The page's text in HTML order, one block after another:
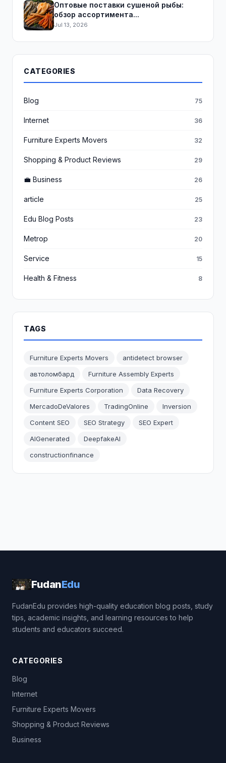
Оптовые поставки сушеной рыбы:
обзор ассортимента...
Jul 13, 2026
CATEGORIES
Blog 75
Internet 36
Furniture Experts Movers 32
Shopping & Product Reviews 29
💼 Business 26
article 25
Edu Blog Posts 23
Metrop 20
Service 15
Health & Fitness 8
TAGS
Furniture Experts Movers
antidetect browser
автоломбард
Furniture Assembly Experts
Furniture Experts Corporation
Data Recovery
MercadoDeValores
TradingOnline
Inversion
Content SEO
SEO Strategy
SEO Expert
AIGenerated
DeepfakeAI
constructionfinance
FudanEdu
FudanEdu provides high-quality education blog posts, study
tips, academic insights, and learning resources to help
students and educators succeed.
CATEGORIES
Blog
Internet
Furniture Experts Movers
Shopping & Product Reviews
Business